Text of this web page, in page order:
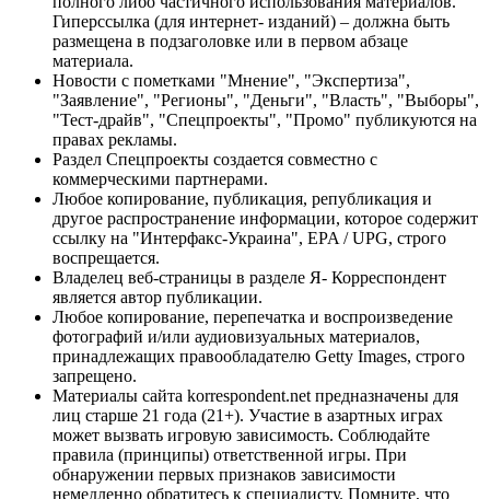
Гиперссылка (для интернет- изданий) – должна быть
размещена в подзаголовке или в первом абзаце
материала.
Новости с пометками "Мнение", "Экспертиза",
"Заявление", "Регионы", "Деньги", "Власть", "Выборы",
"Тест-драйв", "Спецпроекты", "Промо" публикуются на
правах рекламы.
Раздел Спецпроекты создается совместно с
коммерческими партнерами.
Любое копирование, публикация, републикация и
другое распространение информации, которое содержит
ссылку на "Интерфакс-Украина", EPA / UPG, строго
воспрещается.
Владелец веб-страницы в разделе Я- Корреспондент
является автор публикации.
Любое копирование, перепечатка и воспроизведение
фотографий и/или аудиовизуальных материалов,
принадлежащих правообладателю Getty Images, строго
запрещено.
Материалы сайта korrespondent.net предназначены для
лиц старше 21 года (21+). Участие в азартных играх
может вызвать игровую зависимость. Соблюдайте
правила (принципы) ответственной игры. При
обнаружении первых признаков зависимости
немедленно обратитесь к специалисту. Помните, что